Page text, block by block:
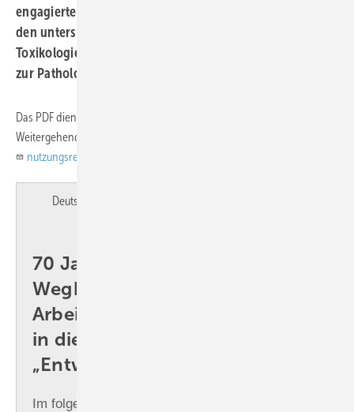
engagierten Arbeit von Expertinnen und Experten aus
den unterschiedlichsten Disziplinen – von der
Toxikologie über die Arbeitsmedizin und Chemie bis hin
zur Pathologie und Messtechnik.
Das PDF dient ausschließlich dem persönlichen Gebrauch! -
Weitergehende Rechte bitte anfragen unter:
nutzungsrechte@asu-arbeitsmedizin.com
Deutsch
70 Jahre MAK-Kommission:
Wegbereiter für gesunde ­
Arbeitsplätze (Teil 4): Einblicke
in die Arbeitsgruppe
„Entwicklungstoxizität“
Im folgenden Interview beschreibt Frau Dr.